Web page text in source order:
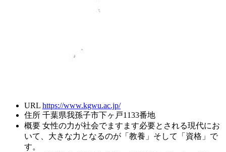
URL https://www.kgwu.ac.jp/
住所 千葉県我孫子市下ヶ戸1133番地
概要 女性の力が社会でますます必要とされる現代にお
いて、大きな力となるのが「教養」そして「資格」で
す。